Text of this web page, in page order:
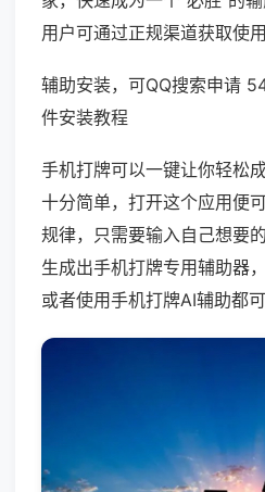
用户可通过正规渠道获取使用
辅助安装，可QQ搜索申请
件安装教程
手机打牌可以一键让你轻松
十分简单，打开这个应用便
规律，只需要输入自己想要
生成出手机打牌专用辅助器
或者使用手机打牌AI辅助都可